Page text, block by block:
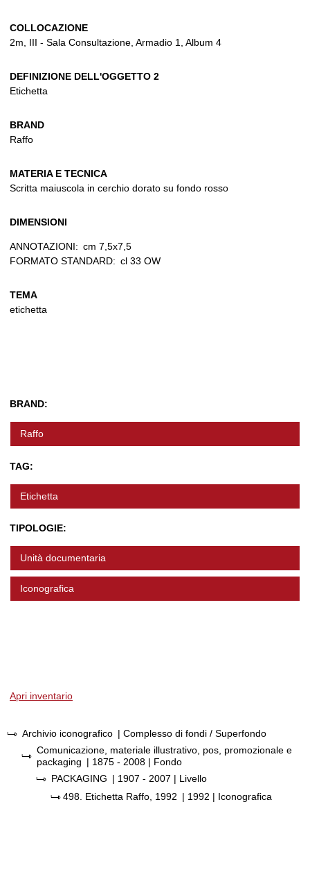
COLLOCAZIONE
2m, III - Sala Consultazione, Armadio 1, Album 4
DEFINIZIONE DELL'OGGETTO 2
Etichetta
BRAND
Raffo
MATERIA E TECNICA
Scritta maiuscola in cerchio dorato su fondo rosso
DIMENSIONI
ANNOTAZIONI: cm 7,5x7,5
FORMATO STANDARD: cl 33 OW
TEMA
etichetta
BRAND:
Raffo
TAG:
Etichetta
TIPOLOGIE:
Unità documentaria
Iconografica
Apri inventario
Archivio iconografico | Complesso di fondi / Superfondo
Comunicazione, materiale illustrativo, pos, promozionale e
packaging | 1875 - 2008 | Fondo
PACKAGING | 1907 - 2007 | Livello
498. Etichetta Raffo, 1992 | 1992 | Iconografica